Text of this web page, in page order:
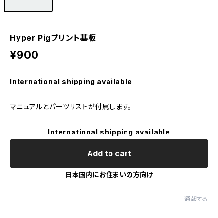
Hyper Pigプリント基板
¥900
International shipping available
マニュアルとパーツリストが付属します。
International shipping available
Add to cart
日本国内にお住まいの方向け
通報する